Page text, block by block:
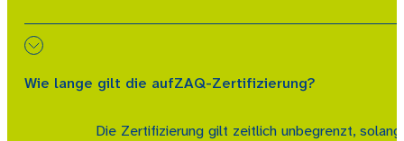
Wie lange gilt die aufZAQ-Zertifizierung?
Die Zertifizierung gilt zeitlich unbegrenzt,